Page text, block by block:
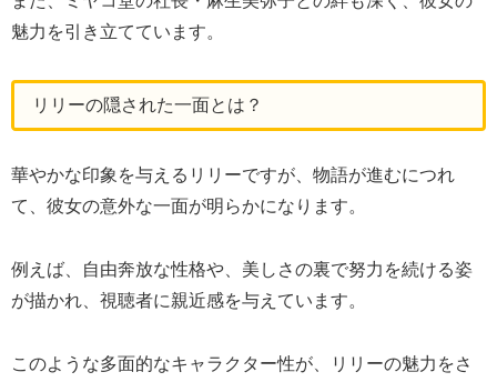
魅力を引き立てています。
リリーの隠された一面とは？
華やかな印象を与えるリリーですが、物語が進むにつれ
て、彼女の意外な一面が明らかになります。
例えば、自由奔放な性格や、美しさの裏で努力を続ける姿
が描かれ、視聴者に親近感を与えています。
このような多面的なキャラクター性が、リリーの魅力をさ